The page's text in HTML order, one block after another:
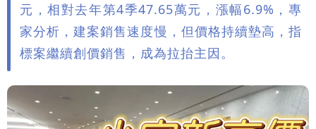
元，相對去年第4季47.65萬元，漲幅6.9%，專
家分析，建案銷售速度慢，但價格持續墊高，指
標案繼續創價銷售，成為拉抬主因。